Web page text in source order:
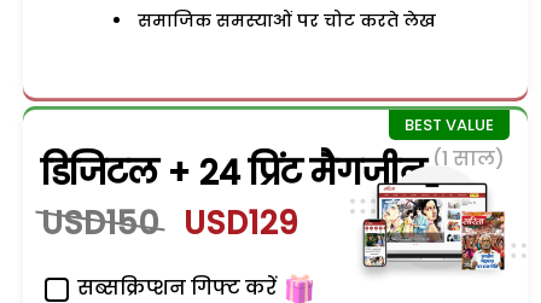
समाजिक समस्याओं पर चोट करते लेख
डिजिटल + 24 प्रिंट मैगजीन (1 साल)
USD150 USD129
सब्सक्रिप्शन गिफ्ट करें